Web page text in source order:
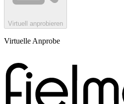
Virtuell anprobieren
Virtuelle Anprobe